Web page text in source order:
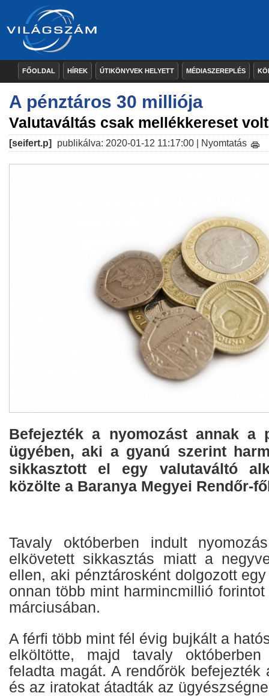
FŐOLDAL HÍREK ÚTIKÖNYVEK HELYETT MÉDIASZEREPLÉS
A pénztáros 30 milliója
Valutaváltás csak mellékkereset volt
[seifert.p] publikálva: 2020-01-12 11:17:00 | Nyomtatás
Befejezték a nyomozást annak a
ügyében, aki a gyanú szerint
sikkasztott el egy valutaváltó
közölte a Baranya Megyei Rendőr-
Tavaly októberben indult
elkövetett sikkasztás miatt a
ellen, aki pénztárosként dolgozott
onnan több mint harmincmillió
márciusában.
A férfi több mint fél évig bujkált a
elköltötte, majd tavaly
feladta magát. A rendőrök befejezték
és az iratokat átadták az